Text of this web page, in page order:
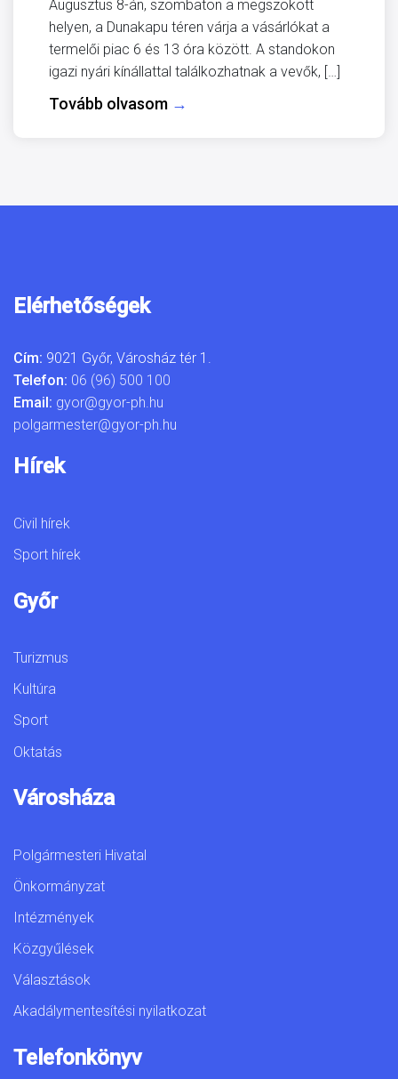
Augusztus 8-án, szombaton a megszokott
helyen, a Dunakapu téren várja a vásárlókat a
termelői piac 6 és 13 óra között. A standokon
igazi nyári kínállattal találkozhatnak a vevők, […]
Tovább olvasom →
Elérhetőségek
Cím: 9021 Győr, Városház tér 1.
Telefon: 06 (96) 500 100
Email: gyor@gyor-ph.hu
polgarmester@gyor-ph.hu
Hírek
Civil hírek
Sport hírek
Győr
Turizmus
Kultúra
Sport
Oktatás
Városháza
Polgármesteri Hivatal
Önkormányzat
Intézmények
Közgyűlések
Választások
Akadálymentesítési nyilatkozat
Telefonkönyv